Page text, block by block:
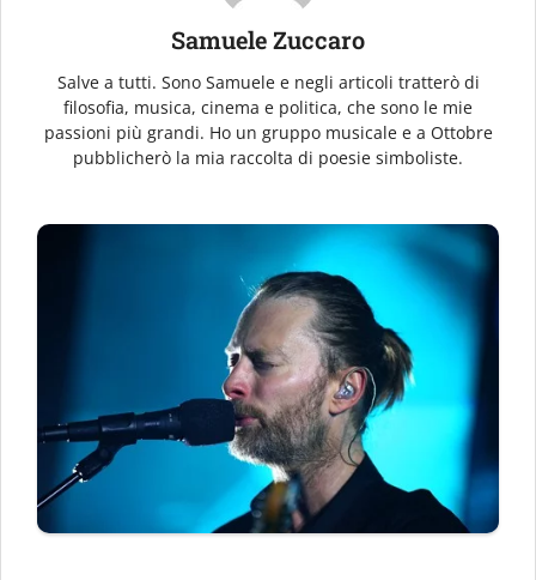
Samuele Zuccaro
Salve a tutti. Sono Samuele e negli articoli tratterò di
filosofia, musica, cinema e politica, che sono le mie
passioni più grandi. Ho un gruppo musicale e a Ottobre
pubblicherò la mia raccolta di poesie simboliste.